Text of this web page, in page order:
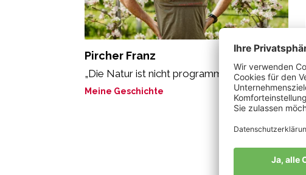
Pircher Franz
„Die Natur ist nicht programmierbar.“
Meine Geschichte